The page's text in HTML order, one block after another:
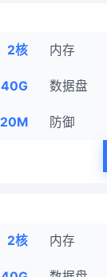
2核 内存
40G 数据盘
20M 防御
2核 内存